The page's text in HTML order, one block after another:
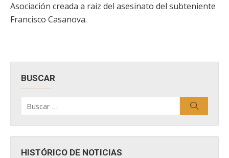
Asociación creada a raiz del asesinato del subteniente
Francisco Casanova.
BUSCAR
por:
HISTÓRICO DE NOTICIAS